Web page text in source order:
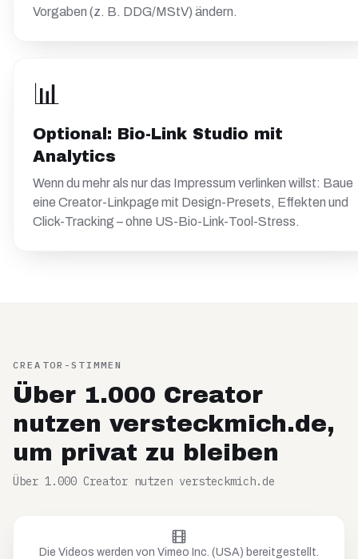
Vorgaben (z. B. DDG/MStV) ändern.
📊
Optional: Bio-Link Studio mit
Analytics
Wenn du mehr als nur das Impressum verlinken willst: Baue
eine Creator-Linkpage mit Design-Presets, Effekten und
Click-Tracking – ohne US-Bio-Link-Tool-Stress.
CREATOR-STIMMEN
Über 1.000 Creator
nutzen versteckmich.de,
um privat zu bleiben
Über 1.000 Creator nutzen versteckmich.de
Die Videos werden von Vimeo Inc. (USA) bereitgestellt.